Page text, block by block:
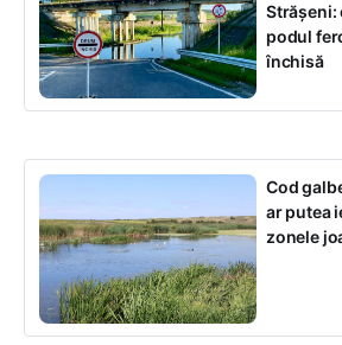
Strășeni:
podul
închisă
Cod
ar putea
zonele